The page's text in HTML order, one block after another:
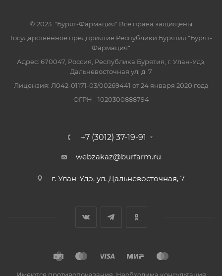
© 2023. "Бурят-Фармация" Все права защищены
Государственное предприятие Республики Бурятия "Бурят-
Фармация"
Адрес: 670047, Россия, Республика Бурятия, г. Улан-Удэ,
Дальневосточная ул, д. 7
Лицензия: Л042-01171-03/00269441 от 24 января 2020 года
ОГРН - 1020300888794
+7 (3012) 37-19-91
webzakaz@burfarm.ru
г. Улан-Удэ, ул. Дальневосточная, 7